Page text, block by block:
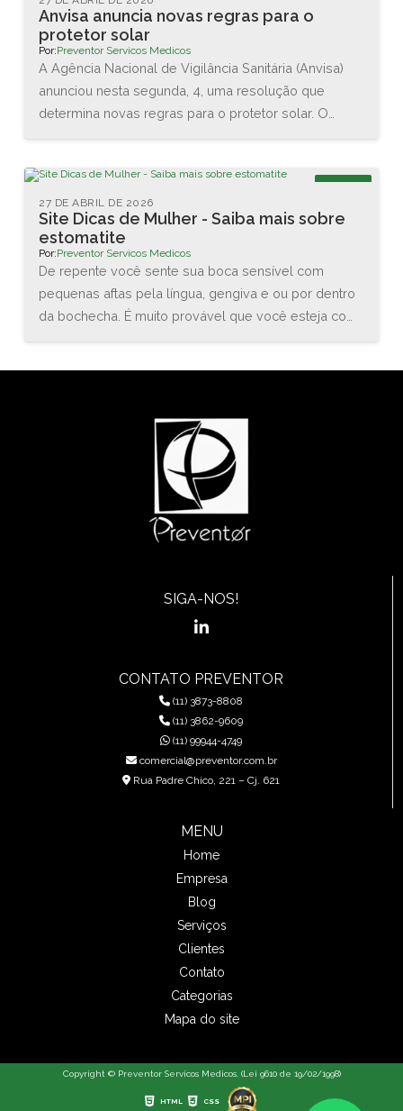
assistiram diversas palestras sobre as interações
entre o homem e o trabalho.
Anvisa anuncia novas regras para o
protetor solar
Por:Preventor Servicos Medicos
A Agência Nacional de Vigilância Sanitária (Anvisa)
anunciou nesta segunda, 4, uma resolução que
determina novas regras para o protetor solar. O
mínimo do Fator de Proteção Solar (FPS), que vai
aumentar de 2 para 6, e na proteção contra os raios
UVA, que agora terá que ser de no mínimo 1/3 do
valor do FPS declarado.
Site Dicas de Mulher - Saiba mais sobre
estomatite
27 DE ABRIL DE 2026
Por:Preventor Servicos Medicos
De repente você sente sua boca sensível com
pequenas aftas pela língua, gengiva e ou por dentro
da bochecha. É muito provável que você esteja com
estruturas da cavidade oral (boca) e orofaringe, que
pode envolver a região das bochechas, gengivas,
língua, lábios, garganta, ou assoalho da boca.”
SIGA-NOS!
CONTATO PREVENTOR
(11) 3873-8808
(11) 3862-9609
(11) 99944-4749
comercial@preventor.com.br
Rua Padre Chico, 221 – Cj. 621
MENU
Home
Empresa
Blog
Serviços
Clientes
Contato
Categorias
Mapa do site
Copyright © Preventor Servicos Medicos. (Lei 9610 de 19/02/1998)
HTML CSS